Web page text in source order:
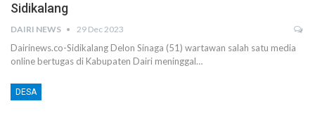
Sidikalang
DAIRI NEWS 29 Dec 2023
Dairinews.co-Sidikalang Delon Sinaga (51) wartawan salah satu media
online bertugas di Kabupaten Dairi meninggal…
DESA